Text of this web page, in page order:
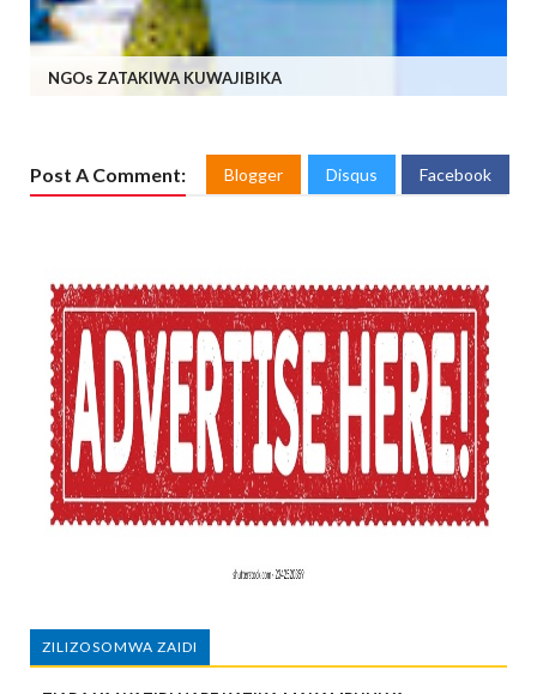
NGOs ZATAKIWA KUWAJIBIKA
Post A Comment: Blogger Disqus Facebook
ZILIZOSOMWA ZAIDI